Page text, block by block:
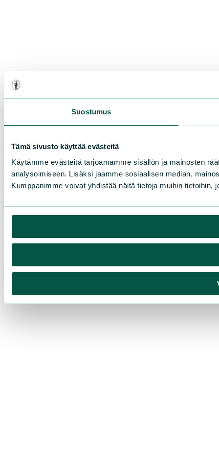
Suostumus
Tämä sivusto käyttää evästeitä
Käytämme evästeitä tarjoamamme sisällön ja mainosten
analysoimiseen. Lisäksi jaamme sosiaalisen median,
Kumppanimme voivat yhdistää näitä tietoja muihin tietoihin,